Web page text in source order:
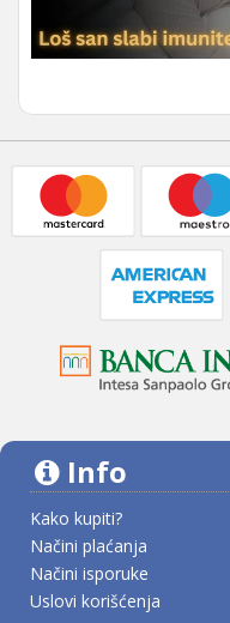
Info
Kako kupiti?
Načini plaćanja
Načini isporuke
Uslovi korišćenja